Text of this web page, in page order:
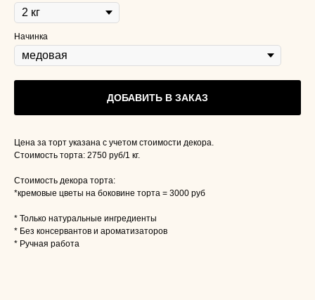
Начинка
ДОБАВИТЬ В ЗАКАЗ
Цена за торт указана с учетом стоимости декора.
Стоимость торта: 2750 руб/1 кг.
Стоимость декора торта:
*кремовые цветы на боковине торта = 3000 руб
* Только натуральные ингредиенты
* Без консервантов и ароматизаторов
* Ручная работа